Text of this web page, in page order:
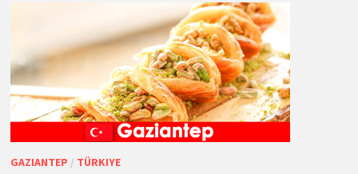
GAZIANTEP / TÜRKIYE